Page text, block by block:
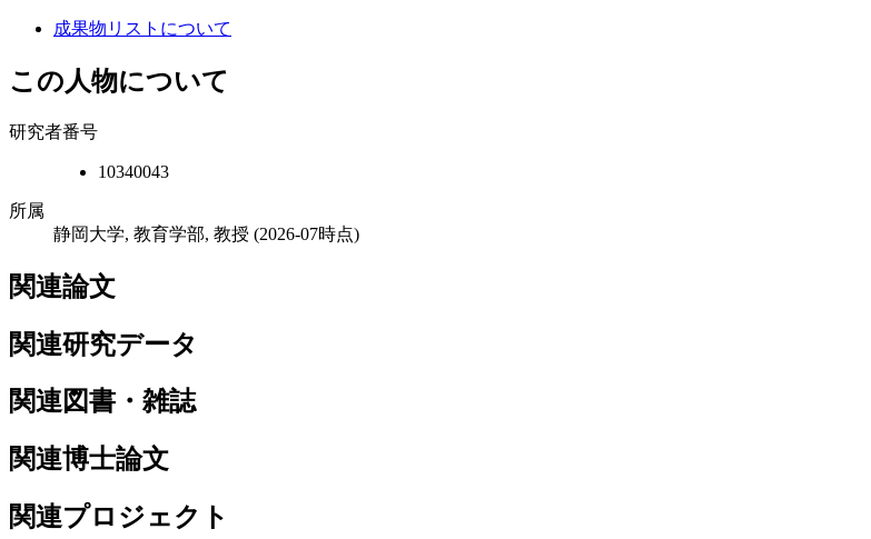
成果物リストについて
この人物について
研究者番号
10340043
所属
静岡大学, 教育学部, 教授 (2026-07時点)
関連論文
関連研究データ
関連図書・雑誌
関連博士論文
関連プロジェクト